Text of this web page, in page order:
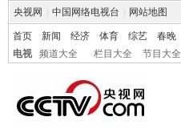
央视网 中国网络电视台 网站地图
首页 新闻 经济 体育 综艺 春晚
电视
频道大全 栏目大全 节目大全